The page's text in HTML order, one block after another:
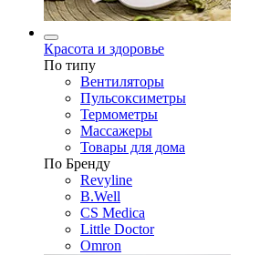
Красота и здоровье
По типу
Вентиляторы
Пульсоксиметры
Термометры
Массажеры
Товары для дома
По Бренду
Revyline
B.Well
CS Medica
Little Doctor
Omron